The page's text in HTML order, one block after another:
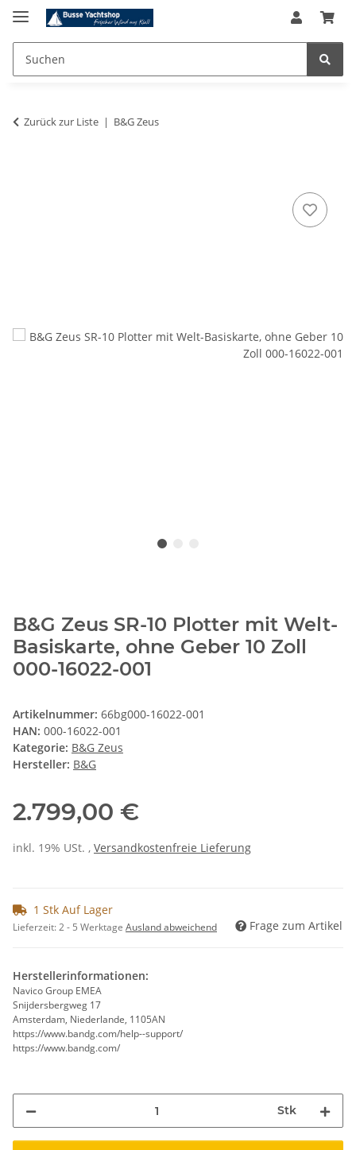
Zurück zur Liste B&G Zeus
B&G Zeus SR-10 Plotter mit Welt-
Basiskarte, ohne Geber 10 Zoll
000-16022-001
Artikelnummer: 66bg000-16022-001
HAN: 000-16022-001
Kategorie: B&G Zeus
Hersteller: B&G
2.799,00 €
inkl. 19% USt. , Versandkostenfreie Lieferung
1 Stk Auf Lager
Lieferzeit:2 - 5 Werktage Ausland abweichend Frage zum Artikel
Herstellerinformationen:
Navico Group EMEA
Snijdersbergweg 17
Amsterdam, Niederlande, 1105AN
https://www.bandg.com/help--support/
https://www.bandg.com/
Stk